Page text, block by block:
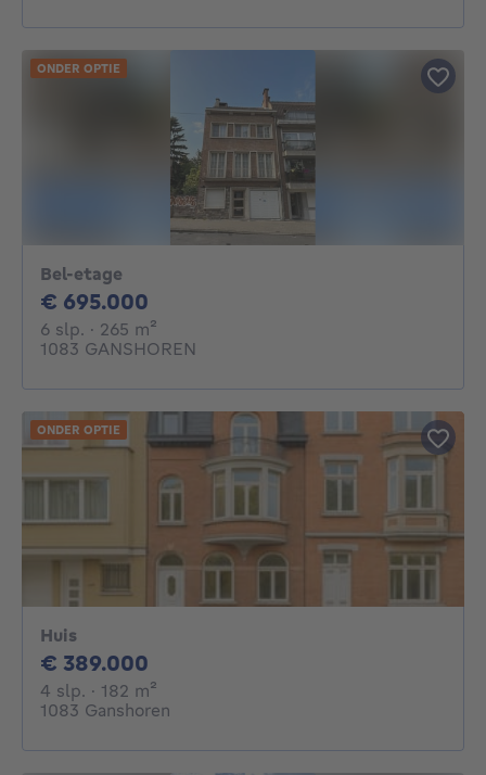
Bel-etage
€ 695.000
6 slp. 6 slaapkamers
· 265 m²
1083 GANSHOREN
ONDER OPTIE
Huis
€ 389.000
4 slp. 4 slaapkamers
· 182 m²
1083 Ganshoren
ONDER OPTIE